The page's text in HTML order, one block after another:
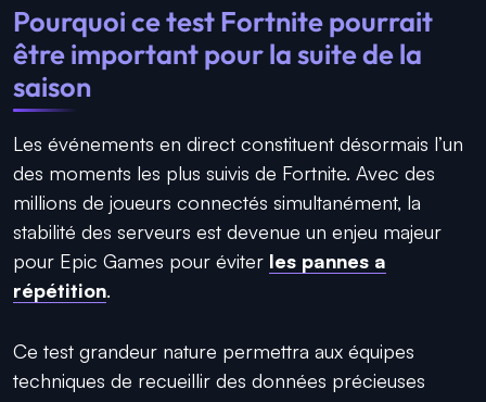
Pourquoi ce test Fortnite pourrait
être important pour la suite de la
saison
Les événements en direct constituent désormais l’un
des moments les plus suivis de Fortnite. Avec des
millions de joueurs connectés simultanément, la
stabilité des serveurs est devenue un enjeu majeur
pour Epic Games pour éviter les pannes a
répétition.
Ce test grandeur nature permettra aux équipes
techniques de recueillir des données précieuses